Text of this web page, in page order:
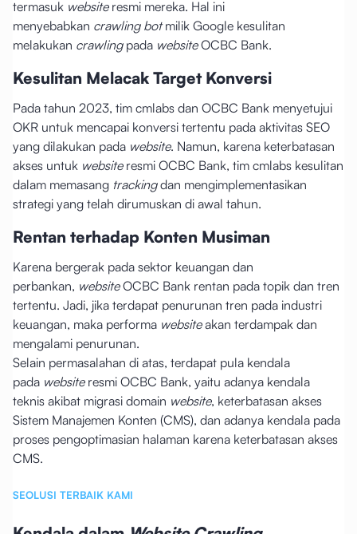
termasuk website resmi mereka. Hal ini
menyebabkan crawling botmilik Google kesulitan
melakukan crawling pada websiteOCBC Bank.
Kesulitan Melacak Target Konversi
Pada tahun 2023, tim cmlabs dan OCBC Bank menyetujui
OKR untuk mencapai konversi tertentu pada aktivitas SEO
yang dilakukan pada website. Namun, karena keterbatasan
akses untuk website resmi OCBC Bank, tim cmlabs kesulitan
dalam memasang trackingdan mengimplementasikan
strategi yang telah dirumuskan di awal tahun.
Rentan terhadap Konten Musiman
Karena bergerak pada sektor keuangan dan
perbankan, websiteOCBC Bank rentan pada topik dan tren
tertentu. Jadi, jika terdapat penurunan tren pada industri
keuangan, maka performa websiteakan terdampak dan
mengalami penurunan.
Selain permasalahan di atas, terdapat pula kendala
pada websiteresmi OCBC Bank, yaitu adanya kendala
teknis akibat migrasi domain website, keterbatasan akses
Sistem Manajemen Konten (CMS), dan adanya kendala pada
proses pengoptimasian halaman karena keterbatasan akses
CMS.
SEOLUSI TERBAIK KAMI